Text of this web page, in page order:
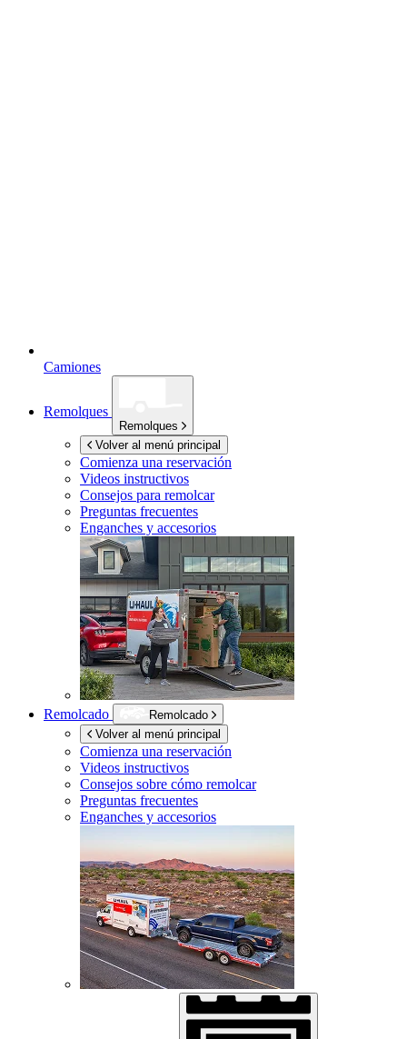
Camiones
Remolques
Remolques
Volver al menú principal
Comienza una reservación
Videos instructivos
Consejos para remolcar
Preguntas frecuentes
Enganches y accesorios
Remolcado
Remolcado
Volver al menú principal
Comienza una reservación
Videos instructivos
Consejos sobre cómo remolcar
Preguntas frecuentes
Enganches y accesorios